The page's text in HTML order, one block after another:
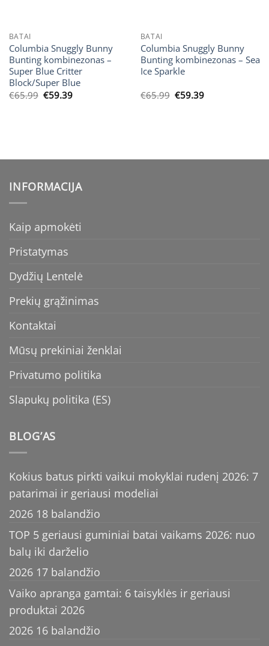
BATAI
Columbia Snuggly Bunny
Bunting kombinezonas –
Super Blue Critter
Block/Super Blue
€65.99 Original
€59.39Current
BATAI
Columbia Snuggly Bunny
Bunting kombinezonas – Sea
Ice Sparkle
€65.99 Original
€59.39Current
INFORMACIJA
Kaip apmokėti
Pristatymas
Dydžių Lentelė
Prekių grąžinimas
Kontaktai
Mūsų prekiniai ženklai
Privatumo politika
Slapukų politika (ES)
BLOG’AS
Kokius batus pirkti vaikui mokyklai rudenį 2026: 7
patarimai ir geriausi modeliai
2026 18 balandžio
TOP 5 geriausi guminiai batai vaikams 2026: nuo
balų iki darželio
2026 17 balandžio
Vaiko apranga gamtai: 6 taisyklės ir geriausi
produktai 2026
2026 16 balandžio